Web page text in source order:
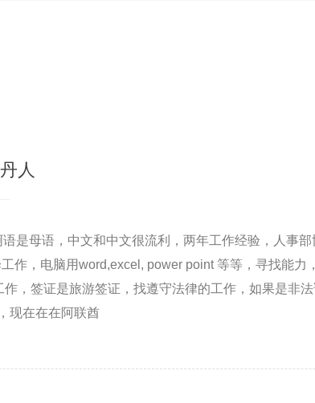
人
语是母语，中文和中文很流利，两年工作经验，人事
作，电脑用word,excel, power point 等等，寻找能力
，签证是旅游签证，找遵守法律的工作，如果是非
现在在在阿联酋